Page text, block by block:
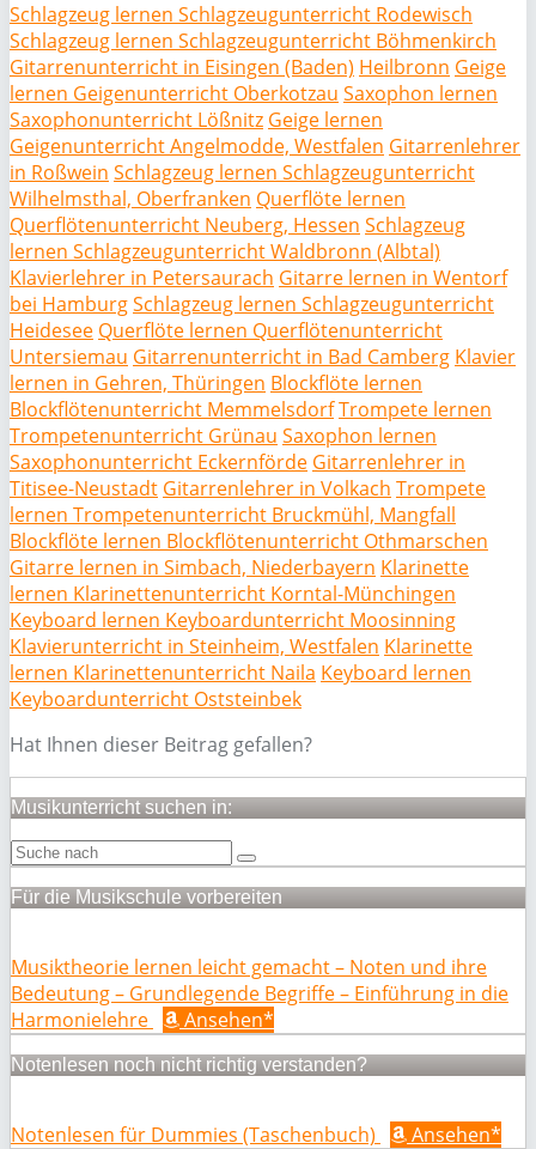
Schlagzeug lernen Schlagzeugunterricht Rodewisch
Schlagzeug lernen Schlagzeugunterricht Böhmenkirch
Gitarrenunterricht in Eisingen (Baden) Heilbronn Geige
lernen Geigenunterricht Oberkotzau Saxophon lernen
Saxophonunterricht Lößnitz Geige lernen
Geigenunterricht Angelmodde, Westfalen Gitarrenlehrer
in Roßwein Schlagzeug lernen Schlagzeugunterricht
Wilhelmsthal, Oberfranken Querflöte lernen
Querflötenunterricht Neuberg, Hessen Schlagzeug
lernen Schlagzeugunterricht Waldbronn (Albtal)
Klavierlehrer in Petersaurach Gitarre lernen in Wentorf
bei HamburgSchlagzeug lernen Schlagzeugunterricht
Heidesee Querflöte lernen Querflötenunterricht
Untersiemau Gitarrenunterricht in Bad Camberg Klavier
lernen in Gehren, Thüringen Blockflöte lernen
Blockflötenunterricht MemmelsdorfTrompete lernen
Trompetenunterricht Grünau Saxophon lernen
Saxophonunterricht Eckernförde Gitarrenlehrer in
Titisee-Neustadt Gitarrenlehrer in Volkach Trompete
lernen Trompetenunterricht Bruckmühl, Mangfall
Blockflöte lernen Blockflötenunterricht Othmarschen
Gitarre lernen in Simbach, Niederbayern Klarinette
lernen Klarinettenunterricht Korntal-Münchingen
Keyboard lernen Keyboardunterricht Moosinning
Klavierunterricht in Steinheim, Westfalen Klarinette
lernen Klarinettenunterricht Naila Keyboard lernen
Keyboardunterricht Oststeinbek
Hat Ihnen dieser Beitrag gefallen?
Musikunterricht suchen in:
Für die Musikschule vorbereiten
Musiktheorie lernen leicht gemacht – Noten und ihre
Bedeutung – Grundlegende Begriffe – Einführung in die
Harmonielehre
Ansehen*
Notenlesen noch nicht richtig verstanden?
Notenlesen für Dummies (Taschenbuch) Ansehen*